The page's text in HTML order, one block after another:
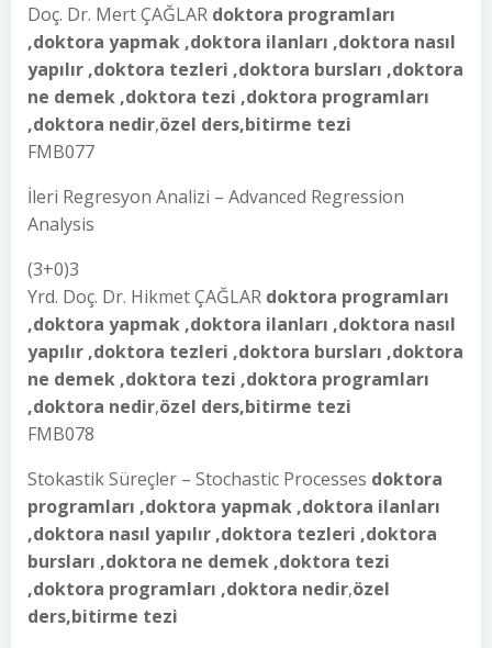
Doç. Dr. Mert ÇAĞLAR doktora programları
,doktora yapmak ,doktora ilanları ,doktora nasıl
yapılır ,doktora tezleri ,doktora bursları ,doktora
ne demek ,doktora tezi ,doktora programları
,doktora nedir,özel ders,bitirme tezi
FMB077
İleri Regresyon Analizi – Advanced Regression
Analysis
(3+0)3
Yrd. Doç. Dr. Hikmet ÇAĞLAR doktora programları
,doktora yapmak ,doktora ilanları ,doktora nasıl
yapılır ,doktora tezleri ,doktora bursları ,doktora
ne demek ,doktora tezi ,doktora programları
,doktora nedir,özel ders,bitirme tezi
FMB078
Stokastik Süreçler – Stochastic Processes doktora
programları ,doktora yapmak ,doktora ilanları
,doktora nasıl yapılır ,doktora tezleri ,doktora
bursları ,doktora ne demek ,doktora tezi
,doktora programları ,doktora nedir,özel
ders,bitirme tezi